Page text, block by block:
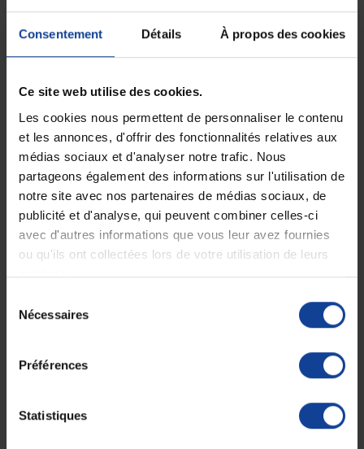
Consentement Détails À propos des cookies
Ce site web utilise des cookies.
Les cookies nous permettent de personnaliser le contenu
et les annonces, d'offrir des fonctionnalités relatives aux
médias sociaux et d'analyser notre trafic. Nous
partageons également des informations sur l'utilisation de
notre site avec nos partenaires de médias sociaux, de
publicité et d'analyse, qui peuvent combiner celles-ci
avec d'autres informations que vous leur avez fournies
ou qu'ils ont collectées lors de votre utilisation de leurs
services.
Nécessaires
Préférences
Statistiques
Expédition Service client
Description
La béquille pour les immobilisations moyen
et long terme
Vendue à l'unité.
Cette
aluminium.
respirante et remplaçable, elle offre un grand confort d'utilisation.
Ses embases sont remplaçables avec un
design flexible qui assure
Caractéristiques de la canne anglaise Opti-
- 14 possibilités de réglages avec 25 mm d’écart